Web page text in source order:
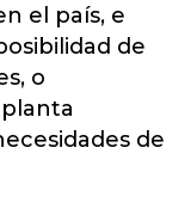
el país, e
de
o
de